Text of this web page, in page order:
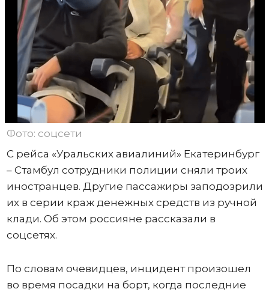
Фото: соцсети
С рейса «Уральских авиалиний» Екатеринбург
– Стамбул сотрудники полиции сняли троих
иностранцев. Другие пассажиры заподозрили
их в серии краж денежных средств из ручной
клади. Об этом россияне рассказали в
соцсетях.
По словам очевидцев, инцидент произошел
во время посадки на борт, когда последние